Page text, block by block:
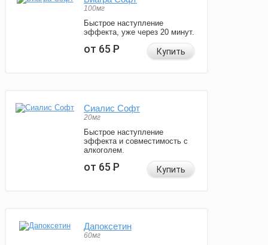
100мг
Быстрое наступление
эффекта, уже через 20 минут.
от 65Р Купить
Сиалис Софт
20мг
Быстрое наступление
эффекта и совместимость с
алкоголем.
от 65Р Купить
Дапоксетин
60мг